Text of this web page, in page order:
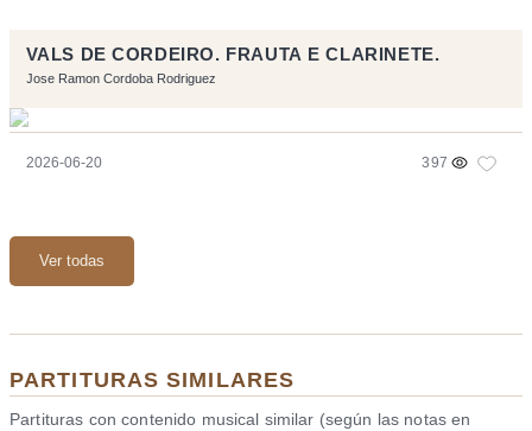
VALS DE CORDEIRO. FRAUTA E CLARINETE.
Jose Ramon Cordoba Rodriguez
2026-06-20 397
Ver todas
PARTITURAS SIMILARES
Partituras con contenido musical similar (según las notas en